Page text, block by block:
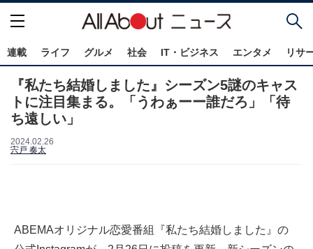
連載 ライフ グルメ 社会 IT・ビジネス エンタメ リサ
『私たち結婚しました』シーズン5謎のキャス
トに注目集まる。「うわぁーー誰だろ」「待
ち遠しい」
2024.02.26
宍戸 奏太
ABEMAオリジナル恋愛番組『私たち結婚しました』の